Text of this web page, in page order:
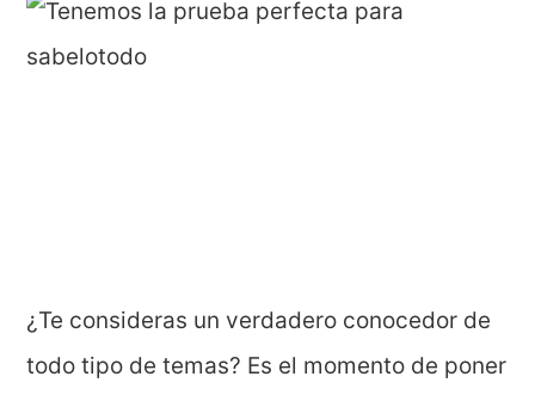
¿Te consideras un verdadero conocedor de
todo tipo de temas? Es el momento de poner